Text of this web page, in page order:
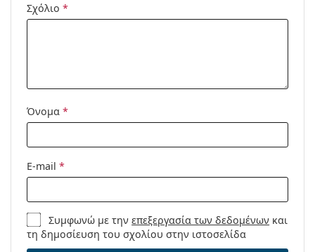
Σχόλιο *
Όνομα *
E-mail *
Συμφωνώ με τηνεπεξεργασία των δεδομένων και
τη δημοσίευση του σχολίου στην ιστοσελίδα